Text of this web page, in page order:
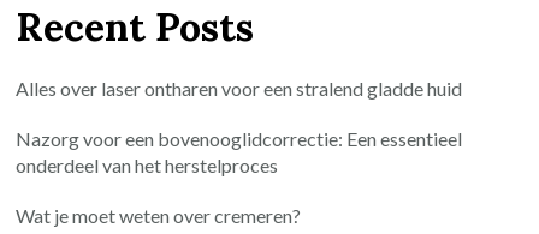
Recent Posts
Alles over laser ontharen voor een stralend gladde huid
Nazorg voor een bovenooglidcorrectie: Een essentieel
onderdeel van het herstelproces
Wat je moet weten over cremeren?